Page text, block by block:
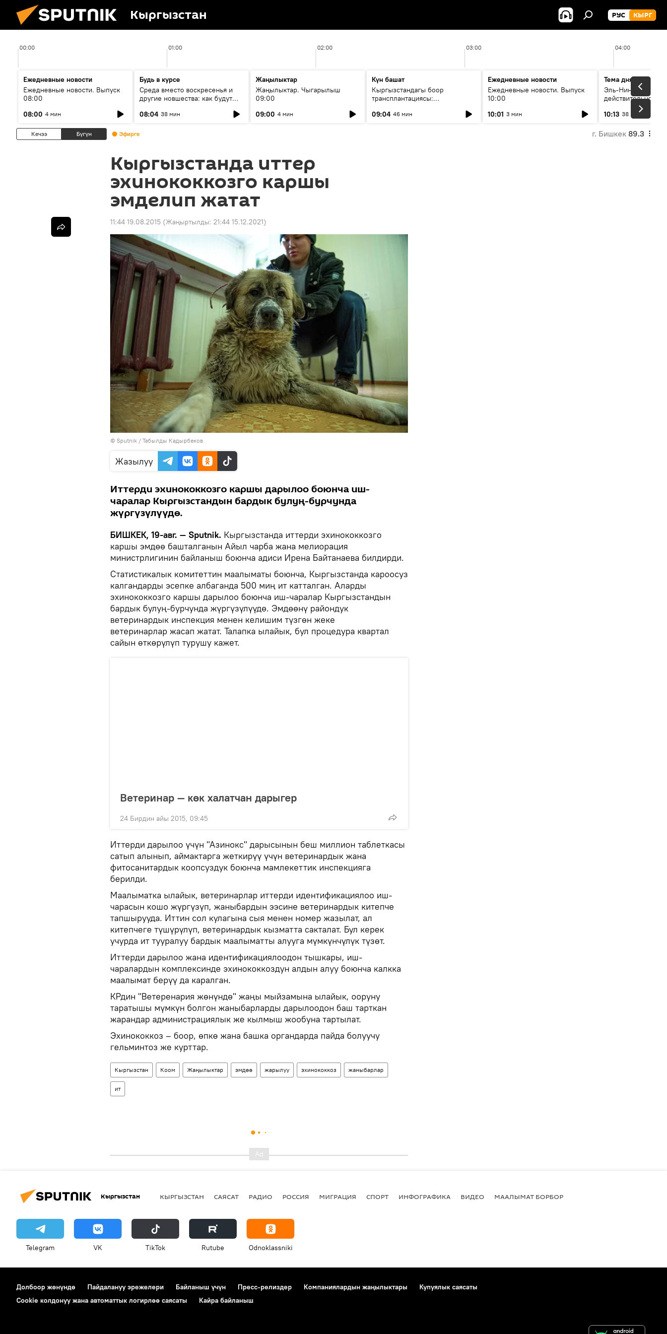
Кыргызстан РУС КЫРГ
00:00 01:00 02:00 03:00 04:00
Ежедневные новости
Ежедневные новости. Выпуск
08:00
08:00 4 мин
Будь в курсе
Среда вместо воскресенья и
другие новшества: как будут
08:04 38 мин
Жаңылыктар
Жаңылыктар. Чыгарылыш
09:00
09:00 4 мин
Күн башат
Кыргызстандагы боор
трансплантациясы:
келечеги
09:04 46 мин
Ежедневные новости
Ежедневные новости. Выпуск
10:00
10:01 3 мин
Тема дня
Эль-Ниньо, жара и
действительно
погоду в
10:13 38 мин
Кечээ Бүгүн Эфирге г. Бишкек 89.3
Кыргызстанда иттер
эхинококкозго каршы
эмделип жатат
11:44 19.08.2015 (Жаңыртылды: 21:44 15.12.2021)
© Sputnik / Табылды Кадырбеков
Жазылуу
Иттерди эхинококкозго каршы дарылоо боюнча иш-
чаралар Кыргызстандын бардык булуң-бурчунда
жүргүзүлүүдө.
БИШКЕК, 19-авг. — Sputnik. Кыргызстанда иттерди эхинококкозго
каршы эмдөө башталганын Айыл чарба жана мелиорация
министрлигинин байланыш боюнча адиси Ирена Байтанаева билдирди.
Статистикалык комитеттин маалыматы боюнча, Кыргызстанда кароосуз
калгандарды эсепке албаганда 500 миң ит катталган. Аларды
эхинококкозго каршы дарылоо боюнча иш-чаралар Кыргызстандын
бардык булуң-бурчунда жүргүзүлүүдө. Эмдөөнү райондук
ветеринардык инспекция менен келишим түзгөн жеке
ветеринарлар жасап жатат. Талапка ылайык, бул процедура квартал
сайын өткөрүлүп турушу кажет.
Ветеринар — көк халатчан дарыгер
24 Бирдин айы 2015, 09:45
Иттерди дарылоо үчүн "Азинокс" дарысынын беш миллион таблеткасы
сатып алынып, аймактарга жеткирүү үчүн ветеринардык жана
фитосанитардык коопсуздук боюнча мамлекеттик инспекцияга
берилди.
Маалыматка ылайык, ветеринарлар иттерди идентификациялоо иш-
чарасын кошо жүргүзүп, жаныбардын ээсине ветеринардык китепче
тапшырууда. Иттин сол кулагына сыя менен номер жазылат, ал
китепчеге түшүрүлүп, ветеринардык кызматта сакталат. Бул керек
учурда ит тууралуу бардык маалыматты алууга мүмкүнчүлүк түзөт.
Иттерди дарылоо жана идентификациялоодон тышкары, иш-
чаралардын комплексинде эхинококкоздун алдын алуу боюнча калкка
маалымат берүү да каралган.
КРдин "Ветеренария жөнүндө" жаңы мыйзамына ылайык, ооруну
таратышы мүмкүн болгон жаныбарларды дарылоодон баш тарткан
жарандар администрациялык же кылмыш жообуна тартылат.
Эхинококкоз – боор, өпкө жана башка органдарда пайда болуучу
гельминтоз же курттар.
Кыргызстан Коом Жаңылыктар эмдөө жарылуу эхинококкоз жаныбарлар
ит
Кыргызстан КЫРГЫЗСТАН САЯСАТ РАДИО РОССИЯ МИГРАЦИЯ СПОРТ ИНФОГРАФИКА ВИДЕО МААЛЫМАТ БОРБОР
Telegram VK ТikТоk Rutube Odnoklassniki
Долбоор жөнүндө Пайдалануу эрежелери Байланыш үчүн Пресс-релиздер Компаниялардын жаңылыктары
Купуялык саясаты
Cookie колдонуу жана автоматтык логирлөө саясаты
Кайра байланыш